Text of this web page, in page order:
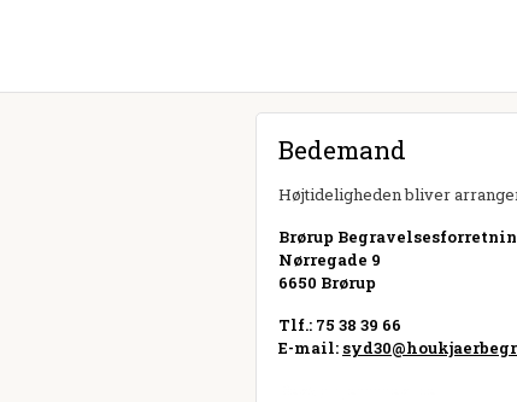
Bedemand
Højtideligheden bliver
Brørup
Nørregade 9
6650 Brørup
Tlf.: 75 38 39 66
E-mail: